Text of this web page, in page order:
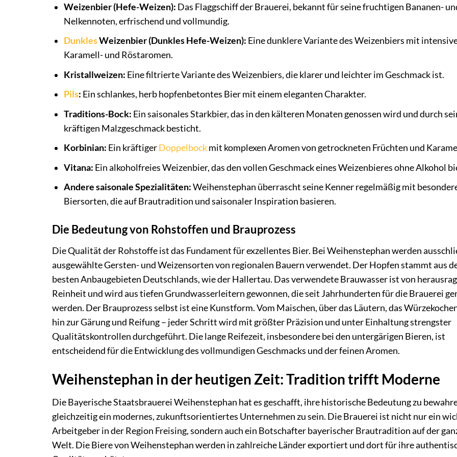
Weizenbier (Hefe-Weizen): Das Flaggschiff der Brauerei, bekannt für seine fruchtigen Bananen-
Nelkennoten, erfrischend und vollmundig.
DunklesWeizenbier (Dunkles Hefe-Weizen): Eine dunklere Variante des Weizenbiers mit
Karamell- und Röstaromen.
Kristallweizen: Eine filtrierte Variante des Weizenbiers, die klarer und leichter im Geschmack ist.
Pils: Ein schlankes, herb hopfenbetontes Bier mit einem eleganten Charakter.
Traditions-Bock: Ein saisonales Starkbier, das in den kälteren Monaten genossen wird und durch
kräftigen Malzgeschmack besticht.
Korbinian: Ein kräftigerDoppelbockmit komplexen Aromen von getrockneten Früchten und
Vitana: Ein alkoholfreies Weizenbier, das den vollen Geschmack eines Weizenbieres ohne Alkohol
Andere saisonale Spezialitäten:Weihenstephan überrascht seine Kenner regelmäßig mit
Biersorten, die auf Brautradition und saisonaler Inspiration basieren.
Die Bedeutung von Rohstoffen und Brauprozess
Die Qualität der Rohstoffe ist das Fundament für exzellentes Bier. Bei Weihenstephan werden
ausgewählte Gersten- und Weizensorten von regionalen Bauern verwendet. Der Hopfen stammt aus
besten Anbaugebieten Deutschlands, wie der Hallertau. Das verwendete Brauwasser ist von
Reinheit und wird aus tiefen Grundwasserleitern gewonnen, die seit Jahrhunderten für die Brauerei
werden. Der Brauprozess selbst ist eine Kunstform. Vom Maischen, über das Läutern, das
hin zur Gärung und Reifung – jeder Schritt wird mit größter Präzision und unter Einhaltung strengster
Qualitätskontrollen durchgeführt. Die lange Reifezeit, insbesondere bei den untergärigen Bieren, ist
entscheidend für die Entwicklung des vollmundigen Geschmacks und der feinen Aromen.
Weihenstephan in der heutigen Zeit: Tradition trifft Moderne
Die Bayerische Staatsbrauerei Weihenstephan hat es geschafft, ihre historische Bedeutung zu
gleichzeitig ein modernes, zukunftsorientiertes Unternehmen zu sein. Die Brauerei ist nicht nur ein
Arbeitgeber in der Region Freising, sondern auch ein Botschafter bayerischer Brautradition auf der
Welt. Die Biere von Weihenstephan werden in zahlreiche Länder exportiert und dort für ihre